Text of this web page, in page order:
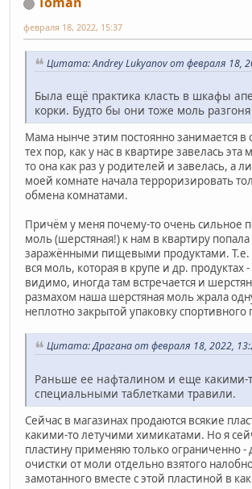
февраля 18, 2022, 15:37
Цитата: Andrey Lukyanov от февраля 18,
Была ещё практика класть в шкафы
корки. Будто бы они тоже моль
Мама нынче этим постоянно занимается в
тех пор, как у нас в квартире завелась эта
то она как раз у родителей и завелась, а
моей комнате начала терроризировать
обмена комнатами.
Причём у меня почему-то очень сильное
моль (шерстяная!) к нам в квартиру попала
заражёнными пищевыми продуктами. Т.е.
вся моль, которая в крупе и др. продуктах
видимо, иногда там встречается и
размахом наша шерстяная моль жрала
неплотно закрытой упаковку спортивного
Цитата: Драгана от февраля 18, 2022,
Раньше ее нафталином и еще какими-
специальными таблетками травили.
Сейчас в магазинах продаются всякие
какими-то летучими химикатами. Но я
пластину применяю только ограниченно
очистки от моли отдельно взятого
замотанного вместе с этой пластиной в